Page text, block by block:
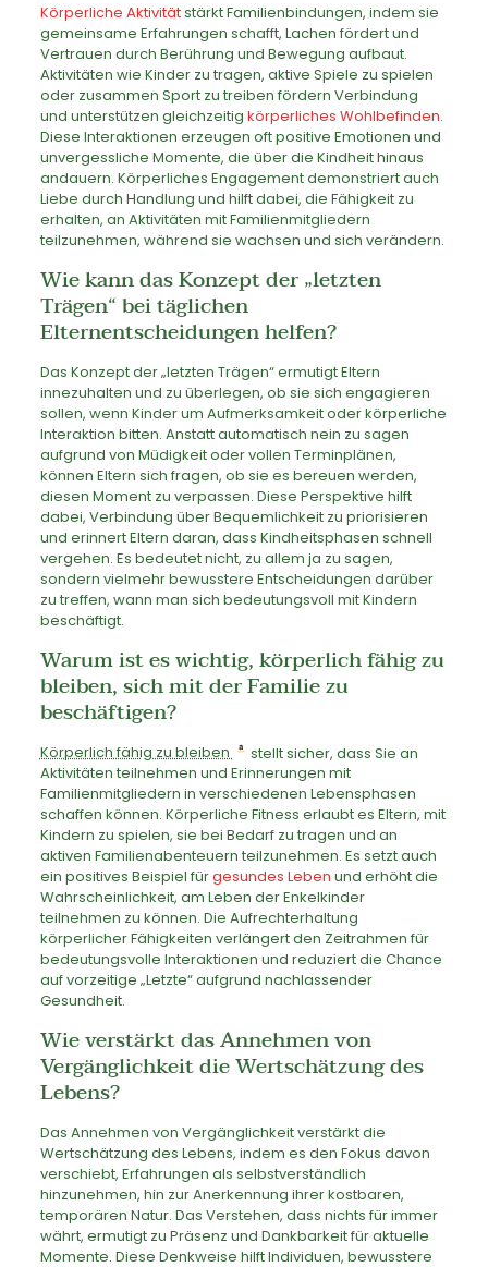
Körperliche Aktivitätstärkt Familienbindungen, indem sie
gemeinsame Erfahrungen schafft, Lachen fördert und
Vertrauen durch Berührung und Bewegung aufbaut.
Aktivitäten wie Kinder zu tragen, aktive Spiele zu spielen
oder zusammen Sport zu treiben fördern Verbindung
und unterstützen gleichzeitig körperliches Wohlbefinden.
Diese Interaktionen erzeugen oft positive Emotionen und
unvergessliche Momente, die über die Kindheit hinaus
andauern. Körperliches Engagement demonstriert auch
Liebe durch Handlung und hilft dabei, die Fähigkeit zu
erhalten, an Aktivitäten mit Familienmitgliedern
teilzunehmen, während sie wachsen und sich verändern.
Wie kann das Konzept der „letzten
Trägen“ bei täglichen
Elternentscheidungen helfen?
Das Konzept der „letzten Trägen“ ermutigt Eltern
innezuhalten und zu überlegen, ob sie sich engagieren
sollen, wenn Kinder um Aufmerksamkeit oder körperliche
Interaktion bitten. Anstatt automatisch nein zu sagen
aufgrund von Müdigkeit oder vollen Terminplänen,
können Eltern sich fragen, ob sie es bereuen werden,
diesen Moment zu verpassen. Diese Perspektive hilft
dabei, Verbindung über Bequemlichkeit zu priorisieren
und erinnert Eltern daran, dass Kindheitsphasen schnell
vergehen. Es bedeutet nicht, zu allem ja zu sagen,
sondern vielmehr bewusstere Entscheidungen darüber
zu treffen, wann man sich bedeutungsvoll mit Kindern
beschäftigt.
Warum ist es wichtig, körperlich fähig zu
bleiben, sich mit der Familie zu
beschäftigen?
Körperlich fähig zu bleiben
stellt sicher, dass Sie an
Aktivitäten teilnehmen und Erinnerungen mit
Familienmitgliedern in verschiedenen Lebensphasen
schaffen können. Körperliche Fitness erlaubt es Eltern, mit
Kindern zu spielen, sie bei Bedarf zu tragen und an
aktiven Familienabenteuern teilzunehmen. Es setzt auch
ein positives Beispiel fürgesundes Leben und erhöht die
Wahrscheinlichkeit, am Leben der Enkelkinder
teilnehmen zu können. Die Aufrechterhaltung
körperlicher Fähigkeiten verlängert den Zeitrahmen für
bedeutungsvolle Interaktionen und reduziert die Chance
auf vorzeitige „Letzte“ aufgrund nachlassender
Gesundheit.
Wie verstärkt das Annehmen von
Vergänglichkeit die Wertschätzung des
Lebens?
Das Annehmen von Vergänglichkeit verstärkt die
Wertschätzung des Lebens, indem es den Fokus davon
verschiebt, Erfahrungen als selbstverständlich
hinzunehmen, hin zur Anerkennung ihrer kostbaren,
temporären Natur. Das Verstehen, dass nichts für immer
währt, ermutigt zu Präsenz und Dankbarkeit für aktuelle
Momente. Diese Denkweise hilft Individuen, bewusstere